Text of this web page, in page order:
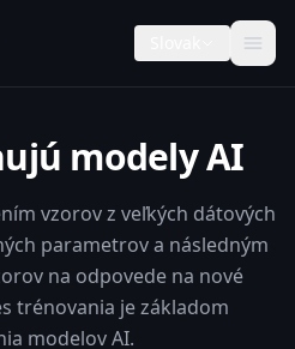
modely AI
vzorov z veľkých dátových
parametrov a následným
na odpovede na nové
trénovania je základom
modelov AI.